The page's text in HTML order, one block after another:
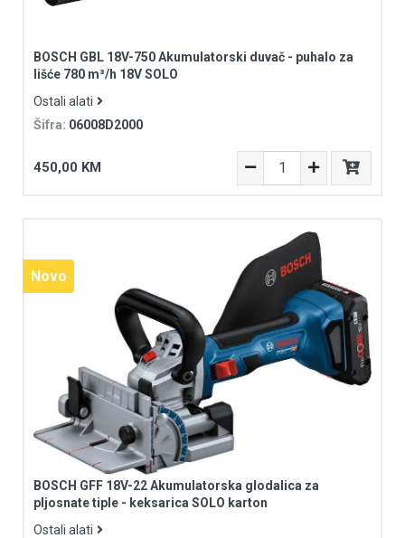
BOSCH GBL 18V-750 Akumulatorski duvač - puhalo za
lišće 780 m³/h 18V SOLO
Ostali alati
Šifra: 06008D2000
450,00 KM
Novo
BOSCH GFF 18V-22 Akumulatorska glodalica za
pljosnate tiple - keksarica SOLO karton
Ostali alati